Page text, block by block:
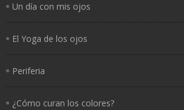
Un día con mis ojos
El Yoga de los ojos
Periferia
¿Cómo curan los colores?